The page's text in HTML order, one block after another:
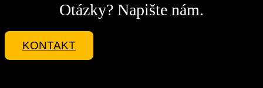
Otázky? Napište nám.
KONTAKT